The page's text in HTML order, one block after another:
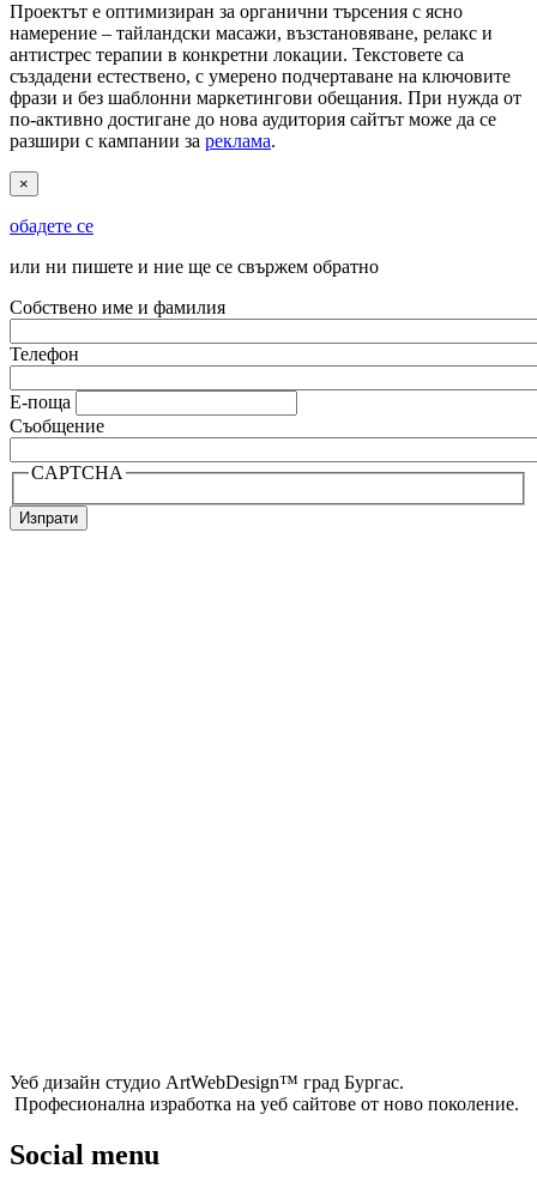
Проектът е оптимизиран за органични търсения с ясно
намерение – тайландски масажи, възстановяване, релакс и
антистрес терапии в конкретни локации. Текстовете са
създадени естествено, с умерено подчертаване на ключовите
фрази и без шаблонни маркетингови обещания. При нужда от
по-активно достигане до нова аудитория сайтът може да се
разшири с кампании за реклама.
×
обадете се
или ни пишете и ние ще се свържем обратно
Собствено име и фамилия
Телефон
Е-поща
Съобщение
CAPTCHA
Уеб дизайн студио ArtWebDesign™ град Бургас.
Професионална изработка на уеб сайтове от ново поколение.
Social menu